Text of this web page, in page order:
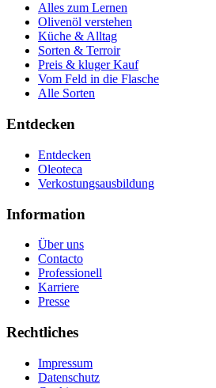
Alles zum Lernen
Olivenöl verstehen
Küche & Alltag
Sorten & Terroir
Preis & kluger Kauf
Vom Feld in die Flasche
Alle Sorten
Entdecken
Entdecken
Oleoteca
Verkostungsausbildung
Information
Über uns
Contacto
Professionell
Karriere
Presse
Rechtliches
Impressum
Datenschutz